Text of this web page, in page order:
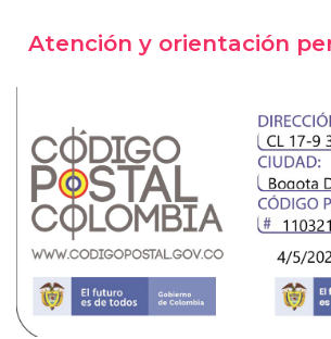
Atención y orientación